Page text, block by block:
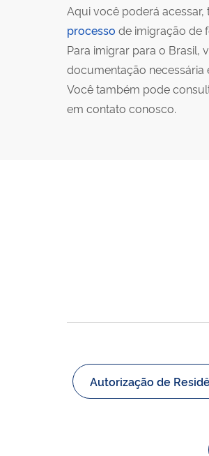
Aqui você poderá acessar,
processo de imigração de
Para imigrar para o Brasil,
documentação necessária
Você também pode
em contato conosco.
Autorização de